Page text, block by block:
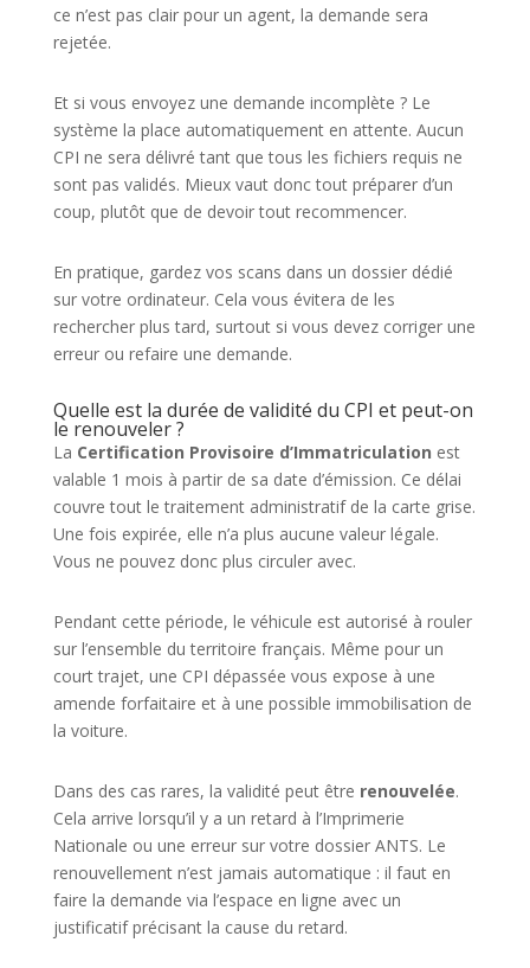
ce n’est pas clair pour un agent, la demande sera
rejetée.
Et si vous envoyez une demande incomplète ? Le
système la place automatiquement en attente. Aucun
CPI ne sera délivré tant que tous les fichiers requis ne
sont pas validés. Mieux vaut donc tout préparer d’un
coup, plutôt que de devoir tout recommencer.
En pratique, gardez vos scans dans un dossier dédié
sur votre ordinateur. Cela vous évitera de les
rechercher plus tard, surtout si vous devez corriger une
erreur ou refaire une demande.
Quelle est la durée de validité du CPI et peut-on
le renouveler ?
La Certification Provisoire d’Immatriculation est
valable 1 mois à partir de sa date d’émission. Ce délai
couvre tout le traitement administratif de la carte grise.
Une fois expirée, elle n’a plus aucune valeur légale.
Vous ne pouvez donc plus circuler avec.
Pendant cette période, le véhicule est autorisé à rouler
sur l’ensemble du territoire français. Même pour un
court trajet, une CPI dépassée vous expose à une
amende forfaitaire et à une possible immobilisation de
la voiture.
Dans des cas rares, la validité peut être renouvelée.
Cela arrive lorsqu’il y a un retard à l’Imprimerie
Nationale ou une erreur sur votre dossier ANTS. Le
renouvellement n’est jamais automatique : il faut en
faire la demande via l’espace en ligne avec un
justificatif précisant la cause du retard.